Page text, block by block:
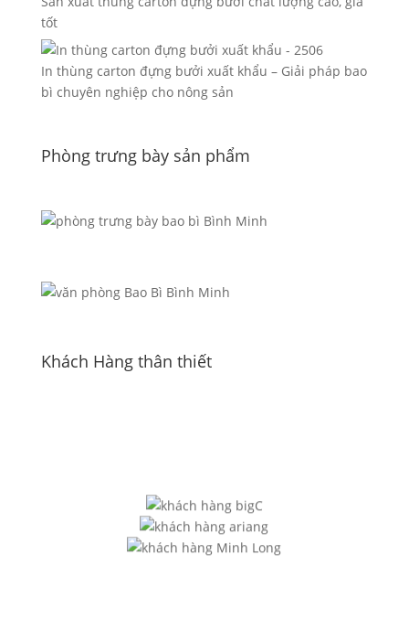
tốt
In thùng carton đựng bưởi xuất khẩu – Giải pháp bao
bì chuyên nghiệp cho nông sản
Phòng trưng bày sản phẩm
Khách Hàng thân thiết